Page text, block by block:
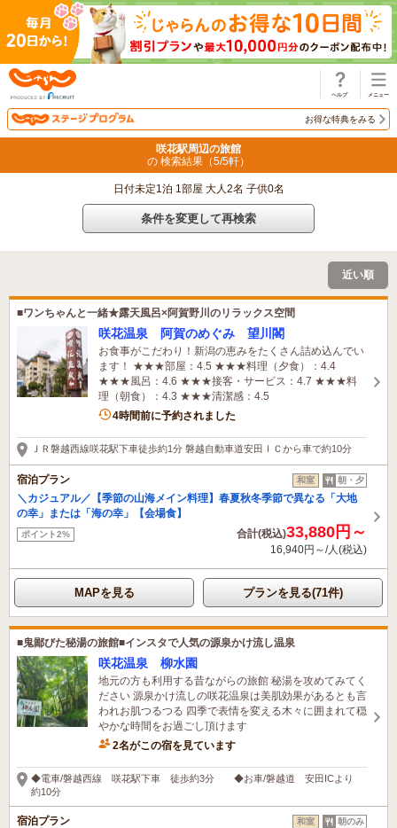
お得な特典をみる
咲花駅周辺の旅館
の 検索結果（5/5軒）
日付未定1泊 1部屋 大人2名 子供0名
条件を変更して再検索
近い順
■ワンちゃんと一緒★露天風呂×阿賀野川のリラックス空間
咲花温泉 阿賀のめぐみ 望川閣
お食事がこだわり！新潟の恵みをたくさん詰め込んでい
ます！ ★★★部屋：4.5 ★★★料理（夕食）：4.4
★★★風呂：4.6 ★★★接客・サービス：4.7 ★★★料
理（朝食）：4.3 ★★★清潔感：4.5
1名がこの宿を見ています
4時間前に予約されました
ＪＲ磐越西線咲花駅下車徒歩約1分 磐越自動車道安田ＩＣから車で約10分
宿泊プラン 和室 朝・夕
＼カジュアル／【季節の山海メイン料理】春夏秋冬季節で異なる「大地
の幸」または「海の幸」【会場食】
ポイント2% 合計(税込)33,880円～
16,940円～/人(税込)
MAPを見る プランを見る(71件)
■鬼鄙びた秘湯の旅館■インスタで人気の源泉かけ流し温泉
咲花温泉 柳水園
地元の方も利用する昔ながらの旅館 秘湯を攻めてみてく
ださい 源泉かけ流しの咲花温泉は美肌効果があるとも言
われお肌つるつる 四季で表情を変える木々に囲まれて穏
やかな時間をお過ごし頂けます
2名がこの宿を見ています
◆電車/磐越西線 咲花駅下車 徒歩約3分 ◆お車/磐越道 安田ICより
約10分
宿泊プラン 和室 朝のみ